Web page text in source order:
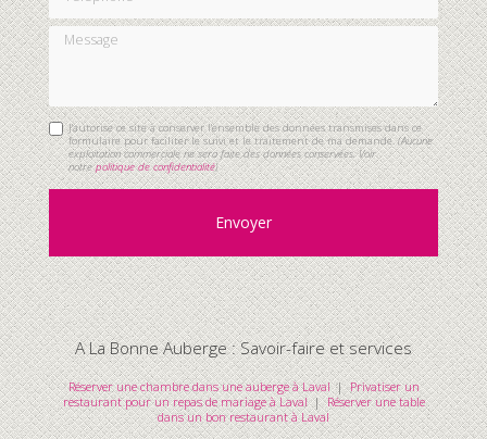
Message
J'autorise ce site à conserver l'ensemble des données transmises dans ce
formulaire pour faciliter le suivi et le traitement de ma demande.(Aucune
exploitation commerciale ne sera faite des données conservées. Voir
notrepolitique de confidentialité)
A La Bonne Auberge : Savoir-faire et services
Réserver une chambre dans une auberge à Laval|Privatiser un
restaurant pour un repas de mariage à Laval|Réserver une table
dans un bon restaurant à Laval